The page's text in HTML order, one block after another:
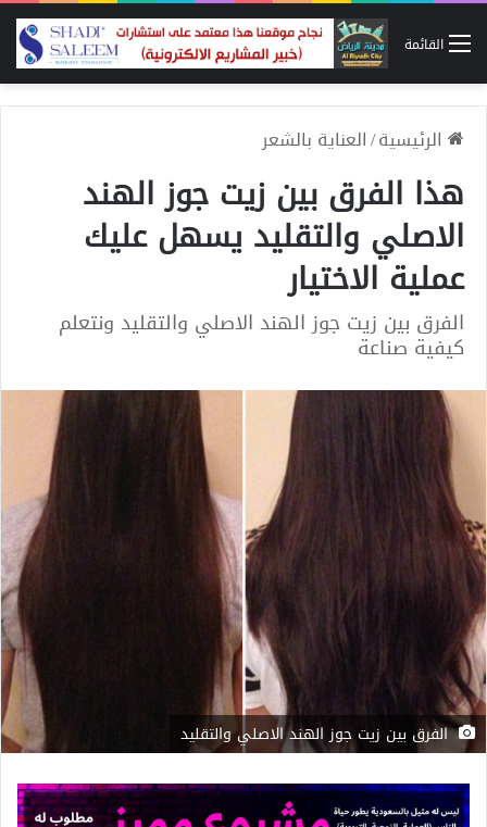
القائمة
الرئيسية/العناية بالشعر
هذا الفرق بين زيت جوز الهند
الاصلي والتقليد يسهل عليك
عملية الاختيار
الفرق بين زيت جوز الهند الاصلي والتقليد ونتعلم
كيفية صناعة
الفرق بين زيت جوز الهند الاصلي والتقليد